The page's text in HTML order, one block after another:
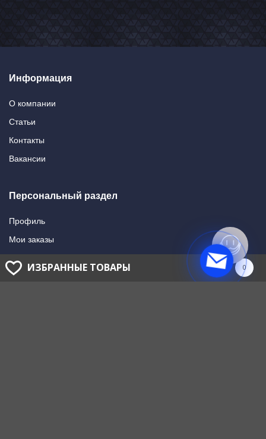
Информация
О компании
Статьи
Контакты
Вакансии
Персональный раздел
Профиль
Мои заказы
Мои подписки
Написать в поддержку
ИЗБРАННЫЕ ТОВАРЫ 0